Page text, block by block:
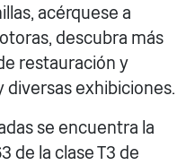
acérquese a
descubra más
restauración y
diversas exhibiciones.
se encuentra la
de la clase T3 de